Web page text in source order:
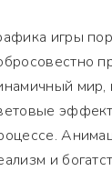
игры
мир,
и